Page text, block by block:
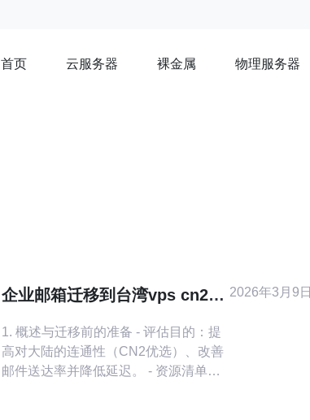
首页 云服务器 裸金属 物理服务器
企业邮箱迁移到台湾vps cn2
点
1. 概述与迁移前的准备 - 评估目的：提
高对大陆的连通性（CN2优选）、改善
邮件送达率并降低延迟。 - 资源清单：
2026年3月9日